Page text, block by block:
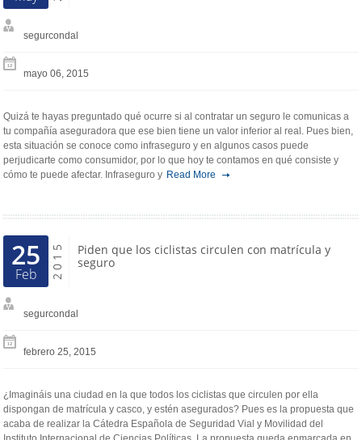
segurcondal
mayo 06, 2015
Quizá te hayas preguntado qué ocurre si al contratar un seguro le comunicas a
tu compañía aseguradora que ese bien tiene un valor inferior al real. Pues bien,
esta situación se conoce como infraseguro y en algunos casos puede
perjudicarte como consumidor, por lo que hoy te contamos en qué consiste y
cómo te puede afectar. Infraseguro y Read More
25
Feb 2015
Piden que los ciclistas circulen con matrícula y
seguro
segurcondal
febrero 25, 2015
¿Imagináis una ciudad en la que todos los ciclistas que circulen por ella
dispongan de matrícula y casco, y estén asegurados? Pues es la propuesta que
acaba de realizar la Cátedra Española de Seguridad Vial y Movilidad del